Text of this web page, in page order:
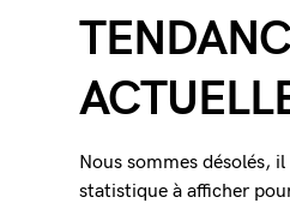
Nous sommes désolés,
statistique à afficher